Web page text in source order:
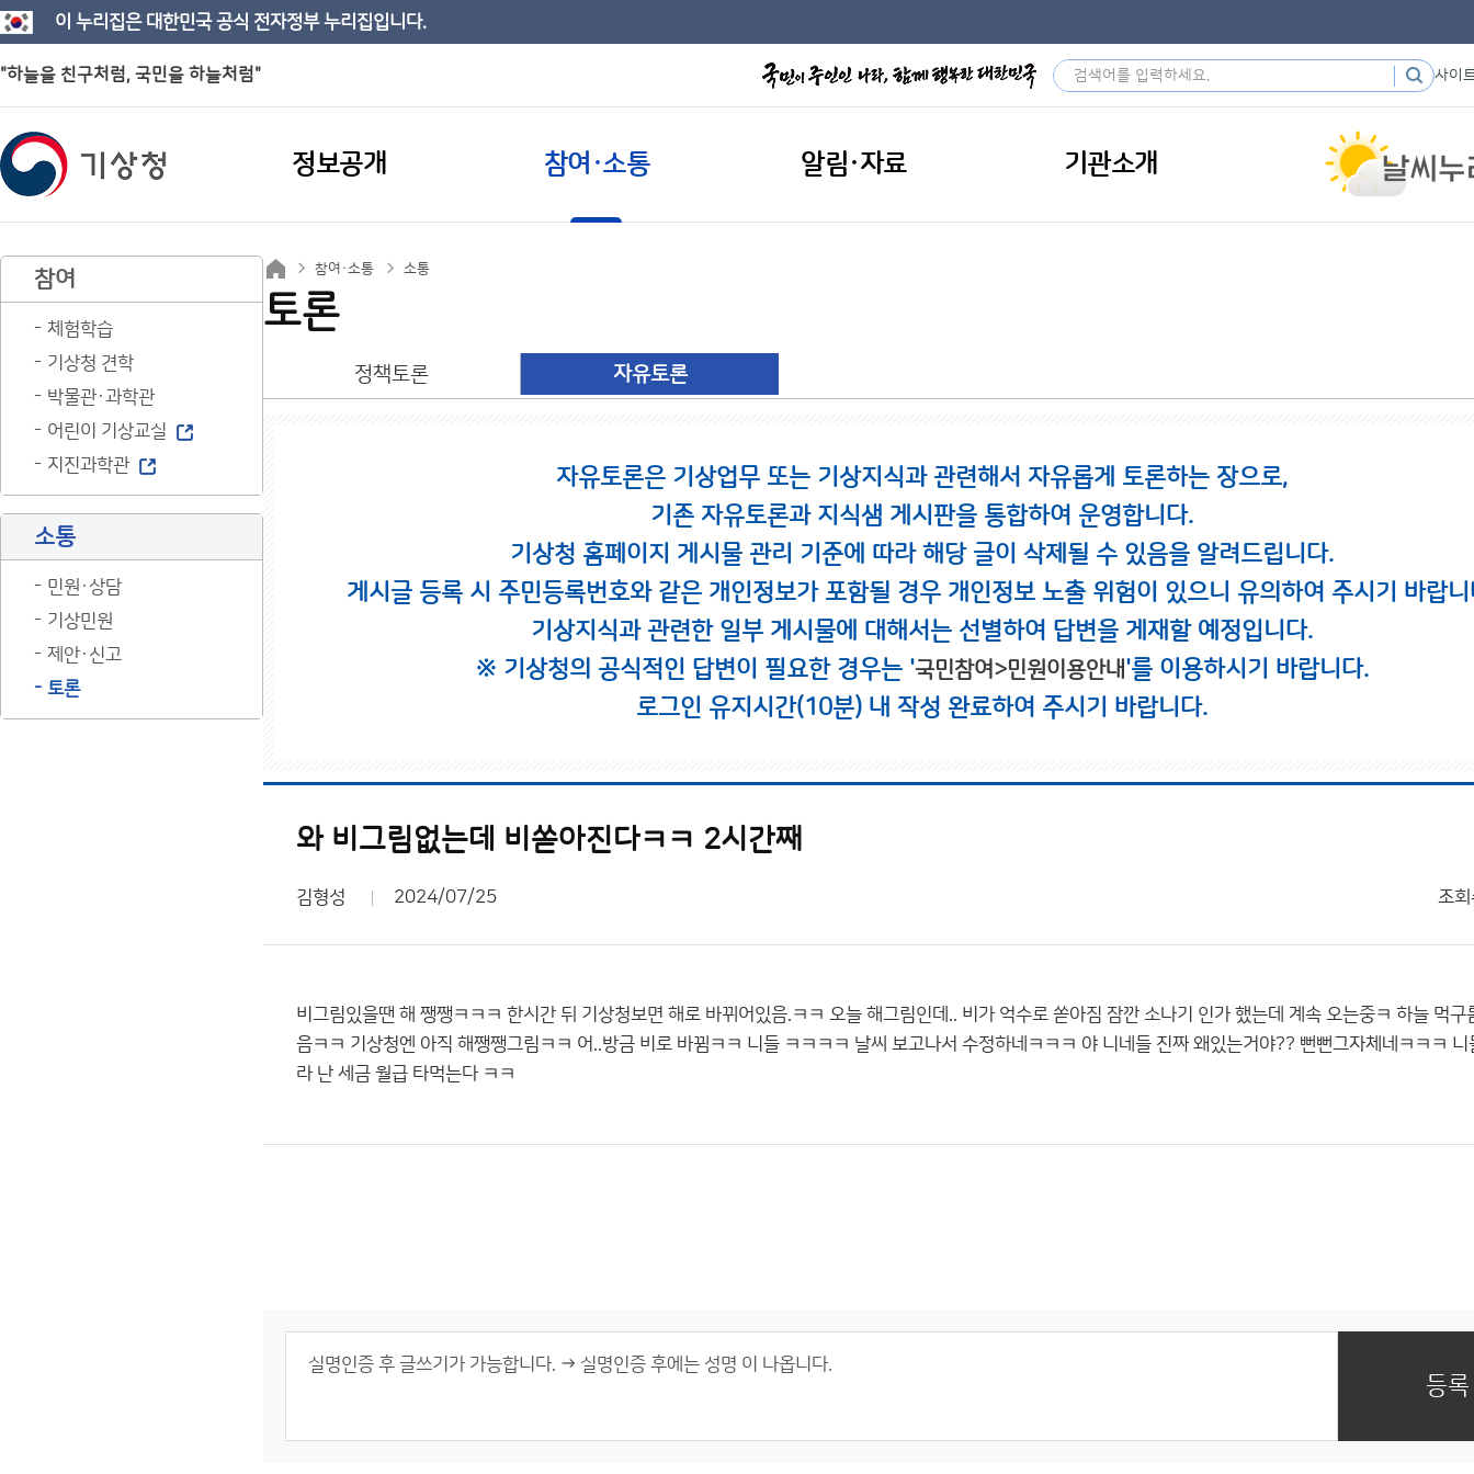
이 누리집은 대한민국 공식 전자정부 누리집입니다.
"하늘을 친구처럼, 국민을 하늘처럼" 사이
정보공개 참여·소통 알림·자료 기관소개
참여
체험학습
기상청 견학
박물관·과학관
어린이 기상교실
지진과학관
소통
민원·상담
기상민원
제안·신고
토론
참여·소통 소통
토론
정책토론 자유토론
자유토론은 기상업무 또는 기상지식과 관련해서 자유롭게 토론하는 장으로,
기존 자유토론과 지식샘 게시판을 통합하여 운영합니다.
기상청 홈페이지 게시물 관리 기준에 따라 해당 글이 삭제될 수 있음을 알려드립니다.
게시글 등록 시 주민등록번호와 같은 개인정보가 포함될 경우 개인정보 노출 위험이 있으니 유의하여 주시기 바랍니
기상지식과 관련한 일부 게시물에 대해서는 선별하여 답변을 게재할 예정입니다.
※ 기상청의 공식적인 답변이 필요한 경우는 '국민참여>민원이용안내'를 이용하시기 바랍니다.
로그인 유지시간(10분) 내 작성 완료하여 주시기 바랍니다.
와 비그림없는데 비쏟아진다ㅋㅋ 2시간째
김형성 2024/07/25 조회
비그림있을땐 해 쨍쨍ㅋㅋㅋ 한시간 뒤 기상청보면 해로 바뀌어있음.ㅋㅋ 오늘 해그림인데.. 비가 억수로 쏟아짐 잠깐 소나기 인가 했는데 계속 오는중ㅋ 하늘 먹구
음ㅋㅋ 기상청엔 아직 해쨍쨍그림ㅋㅋ 어..방금 비로 바뀜ㅋㅋ 니들 ㅋㅋㅋㅋ 날씨 보고나서 수정하네ㅋㅋㅋ 야 니네들 진짜 왜있는거야?? 뻔뻔그자체네ㅋㅋㅋ 니
라 난 세금 월급 타먹는다 ㅋㅋ
등록